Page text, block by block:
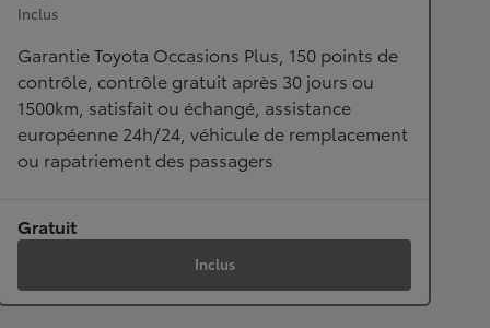
Inclus
Garantie Toyota Occasions Plus, 150 points de
contrôle, contrôle gratuit après 30 jours ou
1500km, satisfait ou échangé, assistance
européenne 24h/24, véhicule de remplacement
ou rapatriement des passagers
Gratuit
Inclus